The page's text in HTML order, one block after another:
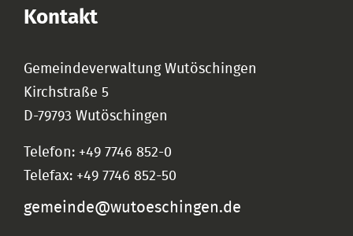
Kontakt
Gemeindeverwaltung Wutöschingen
Kirchstraße 5
D-79793 Wutöschingen
Telefon: +49 7746 852-0
Telefax: +49 7746 852-50
gemeinde@wutoeschingen.de